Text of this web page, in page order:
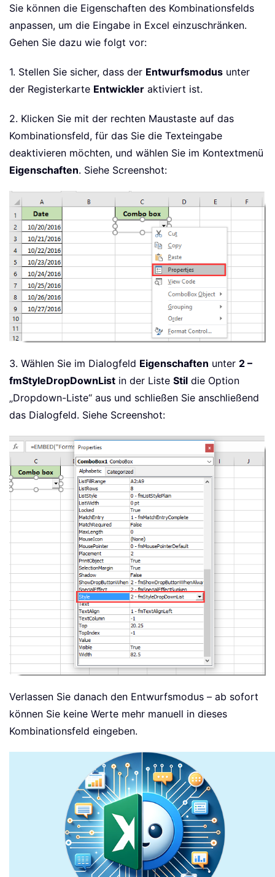
Sie können die Eigenschaften des Kombinationsfelds
anpassen, um die Eingabe in Excel einzuschränken.
Gehen Sie dazu wie folgt vor:
1. Stellen Sie sicher, dass der Entwurfsmodus unter
der Registerkarte Entwickler aktiviert ist.
2. Klicken Sie mit der rechten Maustaste auf das
Kombinationsfeld, für das Sie die Texteingabe
deaktivieren möchten, und wählen Sie im Kontextmenü
Eigenschaften. Siehe Screenshot:
3. Wählen Sie im Dialogfeld Eigenschaften unter 2 –
fmStyleDropDownList in der Liste Stil die Option
„Dropdown-Liste“ aus und schließen Sie anschließend
das Dialogfeld. Siehe Screenshot:
Verlassen Sie danach den Entwurfsmodus – ab sofort
können Sie keine Werte mehr manuell in dieses
Kombinationsfeld eingeben.